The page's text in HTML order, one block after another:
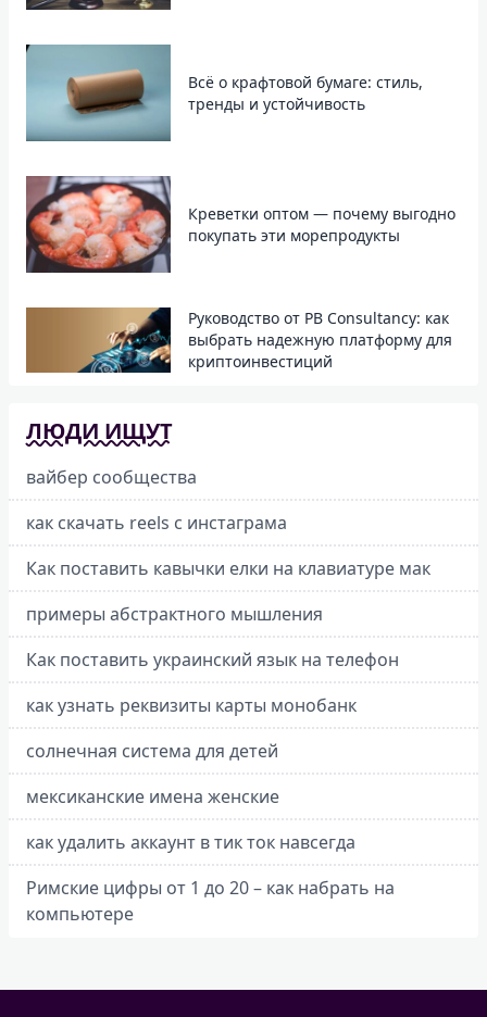
Всё о крафтовой бумаге: стиль,
тренды и устойчивость
Креветки оптом — почему выгодно
покупать эти морепродукты
Руководство от PB Consultancy: как
выбрать надежную платформу для
криптоинвестиций
ЛЮДИ ИЩУТ
вайбер сообщества
как скачать reels с инстаграма
Как поставить кавычки елки на клавиатуре мак
примеры абстрактного мышления
Как поставить украинский язык на телефон
как узнать реквизиты карты монобанк
солнечная система для детей
мексиканские имена женские
как удалить аккаунт в тик ток навсегда
Римские цифры от 1 до 20 – как набрать на
компьютере